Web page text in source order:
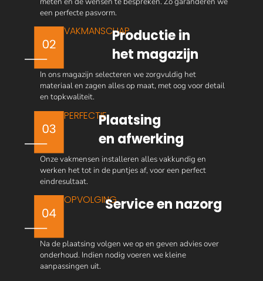
een perfecte pasvorm.
VAKMANSCHAPProductie in
het magazijn
In ons magazijn selecteren we zorgvuldig het
materiaal en zagen alles op maat, met oog voor detail
en topkwaliteit.
PERFECTIEPlaatsing
en afwerking
Onze vakmensen installeren alles vakkundig en
werken het tot in de puntjes af, voor een perfect
eindresultaat.
OPVOLGINGService en nazorg
Na de plaatsing volgen we op en geven advies over
onderhoud. Indien nodig voeren we kleine
aanpassingen uit.